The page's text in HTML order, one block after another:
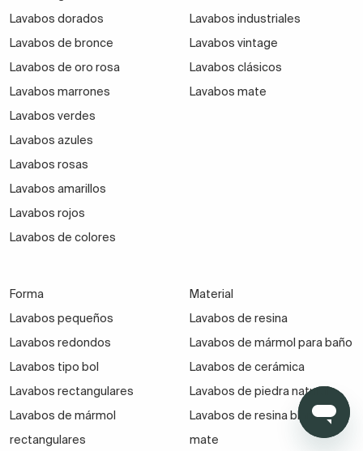
Lavabos dorados
Lavabos de bronce
Lavabos de oro rosa
Lavabos marrones
Lavabos verdes
Lavabos azules
Lavabos rosas
Lavabos amarillos
Lavabos rojos
Lavabos de colores
Lavabos industriales
Lavabos vintage
Lavabos clásicos
Lavabos mate
Forma
Lavabos pequeños
Lavabos redondos
Lavabos tipo bol
Lavabos rectangulares
Lavabos de mármol
rectangulares
Material
Lavabos de resina
Lavabos de mármol para baño
Lavabos de cerámica
Lavabos de piedra natural
Lavabos de resina blanco
mate